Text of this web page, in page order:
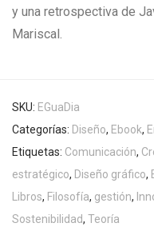
y una retrospectiva de
Mariscal.
SKU: EGuaDia
Categorías: Diseño, Ebook,
Etiquetas: Comunicación,
estratégico, Diseño gráfico,
Libros, Filosofía, gestión,
Sostenibilidad, Teoría